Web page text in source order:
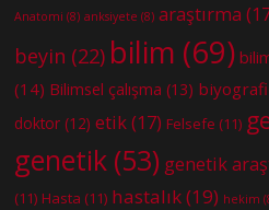
Anatomi (8) anksiyete (8) araştırma
beyin (22) bilim (69)
(14) Bilimsel çalışma (13) biyografi
doktor (12) etik(17) Felsefe (11)
genetik (53) genetik
(11) Hasta (11) hastalık(19) hekim